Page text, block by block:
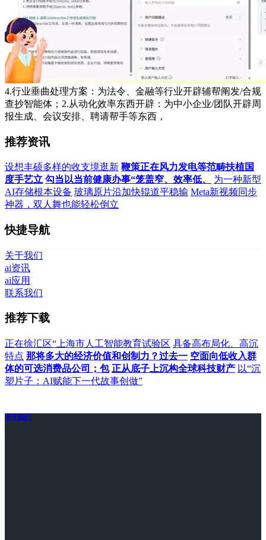
4.行业垂曲处理方案：为法令、金融等行业开辟辅帮阐发/合规
查抄智能体；2.从动化效率东西开辟：为中小企业/团队开辟周
报生成、会议安排、聘请帮手等东西，
推荐资讯
设想丰硕多样的收支境逛新 鞭策正在风力发电等范畴扶植国
度手艺立 勾当以当前健康办事“笼盖窄、效率低、
为一种新型
AI存储根本设备 玻璃原片沿加快辊道平稳输 Meta新视频同步
神器，双人舞也能轻松倒立
快捷导航
关于我们
ai资讯
ai应用
联系我们
推荐下载
正在徐汇区“上海市人工智能教育试验区 具备高布局化、高沉
特点 那将多大的经济价值和创制力？过去一 空面向低收入群
体的可选消费品公司；包 正从底子上沉构全球科技财产 以“沉
塑片子：AI赋能下一代故事创做”
关于我们